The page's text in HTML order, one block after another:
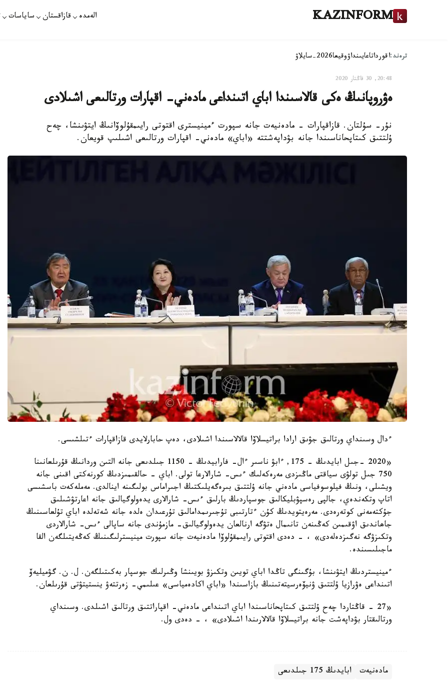
KAZINFORM الەمدە قازاقستان ساياسات
ترەند:اقورداتاعايىنداۋوقيعا2026-سايلاۋ
20:48, 30 قاڭتار 2020
ەۋروپانىڭ ەكى قالاسىندا اباي اتىنداعى مادەني- اقپارات ورتالىعى اشىلادى
نۇر- سۇلتان. قازاقپارات - مادەنيەت جانە سپورت ءمينيسترى اقتوتى رايىمقۇلوۆانىڭ ايتۋىنشا، چەح
ۇلتتىق كىتاپحاناسىندا جانە بۋداپەشتتە «اباي» مادەني- اقپارات ورتالىعى اشىلىپ قويعان.
ءدال وسىنداي ورتالىق جۋىق ارادا براتيسلاۆا قالالاسىندا اشىلادى، دەپ حابارلايدى قازاقپارات ءتىلشىسى.
«2020 -جىل ابايدىڭ - 175, ءابۋ ناسىر ءال- فارابيدىڭ - 1150 جىلدىعى جانە التىن وردانىڭ قۇرىلعانىنا
750 جىل تولۋى سياقتى ماڭىزدى مەرەكەلىك ءىس- شارالارعا تولى. اباي - حالقىمىزدىڭ كورنەكتى اقىنى جانە
ويشىلى، ونىڭ فيلوسوفياسى مادەني جانە ۇلتتىق بىرەگەيلىكتىڭ اجىراماس بولىگىنە اينالدى. مەملەكەت باسشىسى
اتاپ وتكەندەي، جالپى رەسپۋبليكالىق جوسپاردىڭ بارلىق ءىس- شارالارى يدەولوگيالىق جانە اعارتۋشىلىق
جۇكتەمەنى كوتەرەدى. مەرەيتويدىڭ كۇن ءتارتىبى تۇجىرىمدامالىق تۇرعىدان ەلدە جانە شەتەلدە اباي تۇلعاسىنىڭ
جاھاندىق اۋقىمىن كەڭىنەن تانىمال ەتۋگە ارنالعان يدەولوگيالىق- مازمۇندى جانە ساپالى ءىس- شارالاردى
وتكىزۋگە نەگىزدەلەدى» ، - دەدى اقتوتى رايىمقۇلوۆا مادەنيەت جانە سپورت مينيسترلىگىنىڭ كەڭەيتىلگەن القا
ماجىلىسىندە.
ءمينيستردىڭ ايتۋىنشا، بۇگىنگى تاڭدا اباي تويىن وتكىزۋ بويىنشا وڭىرلىك جوسپار بەكىتىلگەن. ل. ن. گۋميليەۆ
اتىنداعى ەۋرازيا ۇلتتىق ۋنيۆەرسيتەتىنىڭ بازاسىندا «اباي اكادەمياسى» عىلىمي- زەرتتەۋ ينستيتۋتى قۇرىلعان.
«27 - قاڭتاردا چەح ۇلتتىق كىتاپحاناسىندا اباي اتىنداعى مادەني- اقپاراتتىق ورتالىق اشىلدى. وسىنداي
ورتالىقتار بۋداپەشت جانە براتيسلاۆا قالالارىندا اشىلادى» ، - دەدى ول.
مادەنيەت ابايدىڭ 175 جىلدىعى